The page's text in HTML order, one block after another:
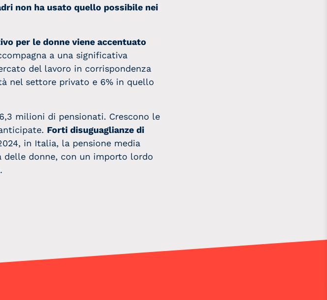
non ha usato quello possibile nei
per le donne viene accentuato
a una significativa
del lavoro in corrispondenza
nel settore privato e 6% in quello
milioni di pensionati. Crescono le
Forti disuguaglianze di
in Italia, la pensione media
delle donne, con un importo lordo